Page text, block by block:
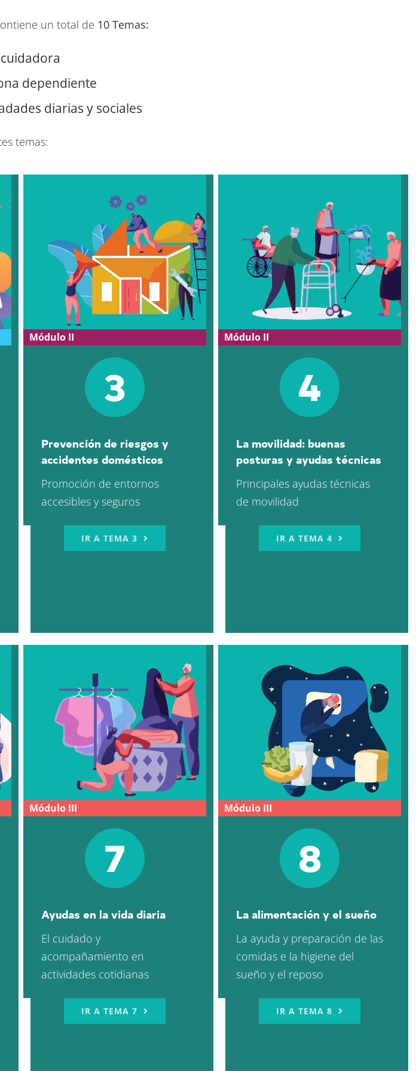
un total de 10 Temas:
dependiente
diarias y sociales
temas:
Módulo II
3
Prevención de riesgos y
accidentes domésticos
Promoción de entornos
accesibles y seguros
IR A TEMA 3
Módulo II
4
La movilidad: buenas
posturas y ayudas técnicas
Principales ayudas técnicas
de movilidad
IR A TEMA 4
Módulo III
7
Ayudas en la vida diaria
El cuidado y
acompañamiento en
actividades cotidianas
IR A TEMA 7
Módulo III
8
La alimentación y el sueño
La ayuda y preparación de las
comidas e la higiene del
sueño y el reposo
IR A TEMA 8